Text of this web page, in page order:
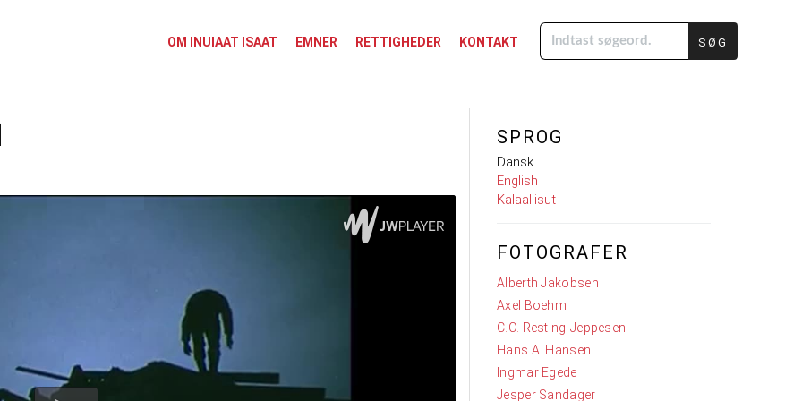
OM INUIAAT ISAAT EMNER RETTIGHEDER KONTAKT
Indtast
søgeord.
SPROG
Dansk
English
Kalaallisut
FOTOGRAFER
Alberth Jakobsen
Axel Boehm
C.C. Resting-Jeppesen
Hans A. Hansen
Ingmar Egede
Jesper Sandager